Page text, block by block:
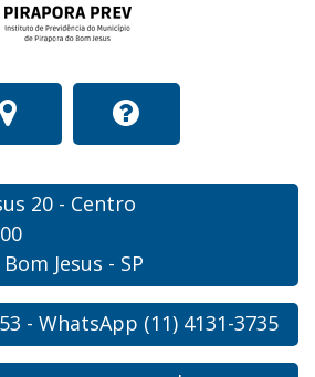
20 - Centro
Jesus - SP
- WhatsApp (11) 4131-3735